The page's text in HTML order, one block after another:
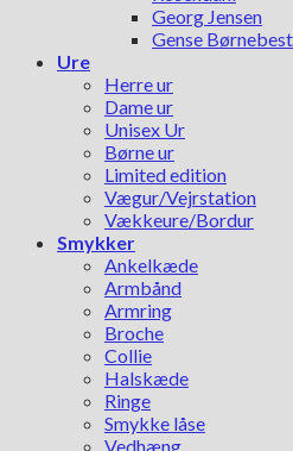
Georg Jensen
Gense
Ure
Herre ur
Dame ur
Unisex Ur
Børne ur
Limited edition
Vægur/Vejrstation
Vækkeure/Bordur
Smykker
Ankelkæde
Armbånd
Armring
Broche
Collie
Halskæde
Ringe
Smykke låse
Vedhæng